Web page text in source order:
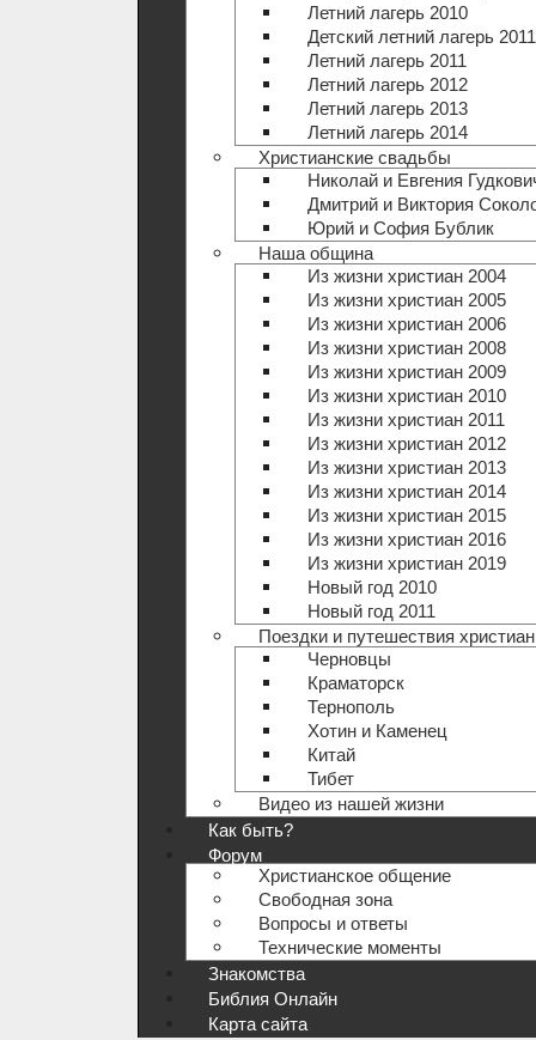
Летний лагерь 2010
Детский летний лагерь 2011
Летний лагерь 2011
Летний лагерь 2012
Летний лагерь 2013
Летний лагерь 2014
Христианские свадьбы
Николай и Евгения
Дмитрий и Виктория
Юрий и София Бублик
Наша община
Из жизни христиан 2004
Из жизни христиан 2005
Из жизни христиан 2006
Из жизни христиан 2008
Из жизни христиан 2009
Из жизни христиан 2010
Из жизни христиан 2011
Из жизни христиан 2012
Из жизни христиан 2013
Из жизни христиан 2014
Из жизни христиан 2015
Из жизни христиан 2016
Из жизни христиан 2019
Новый год 2010
Новый год 2011
Поездки и путешествия христиан
Черновцы
Краматорск
Тернополь
Хотин и Каменец
Китай
Тибет
Видео из нашей жизни
Как быть?
Форум
Христианское общение
Свободная зона
Вопросы и ответы
Технические моменты
Знакомства
Библия Онлайн
Карта сайта